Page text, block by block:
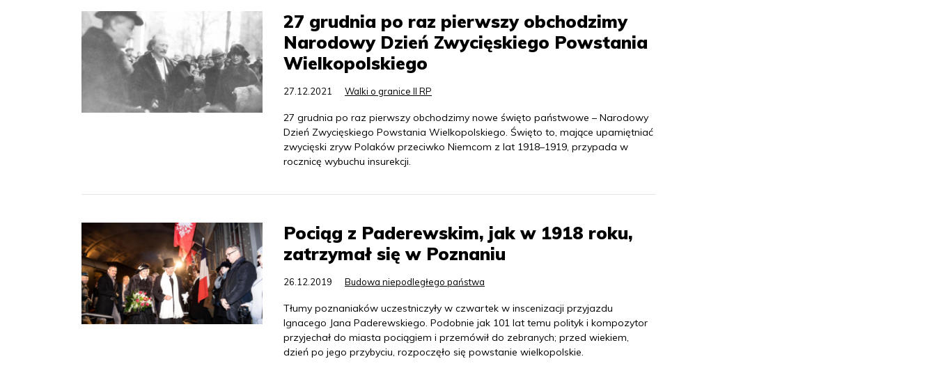
27 grudnia po raz pierwszy obchodzimy
Narodowy Dzień Zwycięskiego Powstania
Wielkopolskiego
27.12.2021 Walki o granice II RP
27 grudnia po raz pierwszy obchodzimy nowe święto państwowe – Narodowy
Dzień Zwycięskiego Powstania Wielkopolskiego. Święto to, mające upamiętniać
zwycięski zryw Polaków przeciwko Niemcom z lat 1918–1919, przypada w
rocznicę wybuchu insurekcji.
Pociąg z Paderewskim, jak w 1918 roku,
zatrzymał się w Poznaniu
26.12.2019 Budowa niepodległego państwa
Tłumy poznaniaków uczestniczyły w czwartek w inscenizacji przyjazdu
Ignacego Jana Paderewskiego. Podobnie jak 101 lat temu polityk i kompozytor
przyjechał do miasta pociągiem i przemówił do zebranych; przed wiekiem,
dzień po jego przybyciu, rozpoczęło się powstanie wielkopolskie.